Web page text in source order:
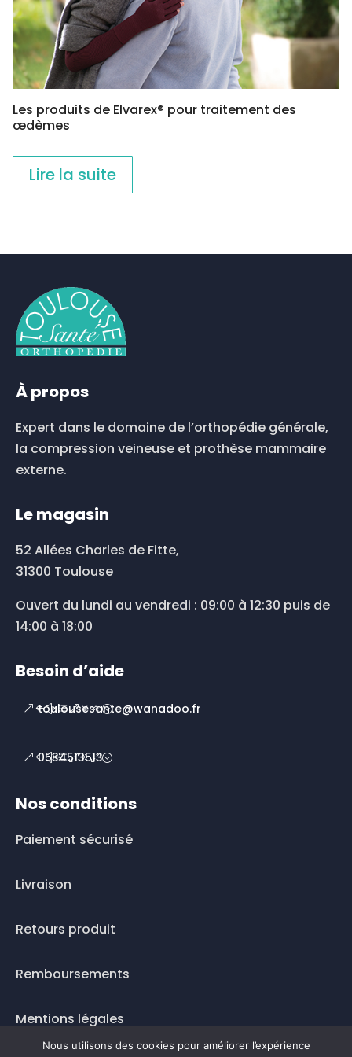
la
page
du
produit
Les produits de Elvarex® pour traitement des
œdèmes
Lire la suite
À propos
Expert dans le domaine de l’orthopédie générale,
la compression veineuse et prothèse mammaire
externe.
Le magasin
52 Allées Charles de Fitte,
31300 Toulouse
Ouvert du lundi au vendredi : 09:00 à 12:30 puis de
14:00 à 18:00
Besoin d’aide
toulousesante@wanadoo.fr
0534513513
Nos conditions
Paiement sécurisé
Livraison
Retours produit
Remboursements
Mentions légales
Nous utilisons des cookies pour améliorer l’expérience